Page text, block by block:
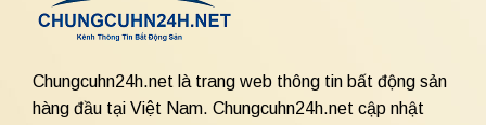
Chungcuhn24h.net là trang web thông tin bất động sản
hàng đầu tại Việt Nam. Chungcuhn24h.net cập nhật